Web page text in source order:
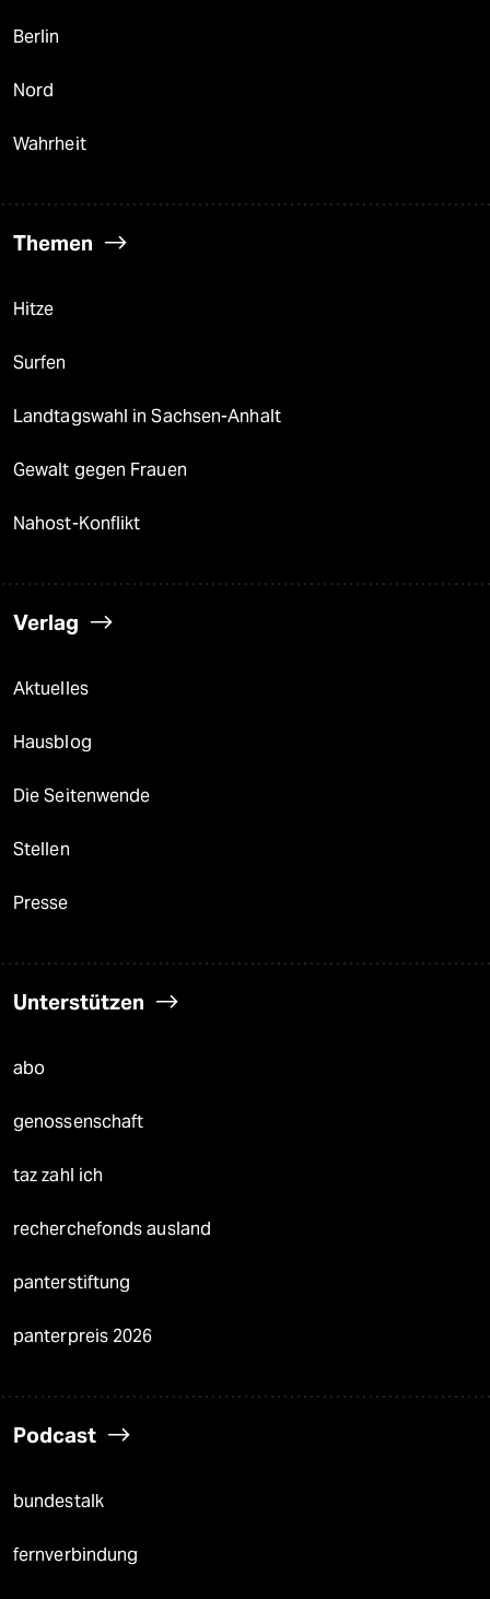
Berlin
Nord
Wahrheit
Themen
Hitze
Surfen
Landtagswahl in Sachsen-Anhalt
Gewalt gegen Frauen
Nahost-Konflikt
Verlag
Aktuelles
Hausblog
Die Seitenwende
Stellen
Presse
Unterstützen
abo
genossenschaft
taz zahl ich
recherchefonds ausland
panterstiftung
panterpreis 2026
Podcast
bundestalk
fernverbindung